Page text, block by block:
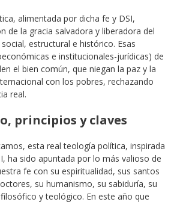
alimentada por dicha fe y DSI,
de la gracia salvadora y liberadora del
estructural e histórico. Esas
e institucionales-jurídicas) de
el bien común, que niegan la paz y la
con los pobres, rechazando
real.
principios y claves
esta real teología política, inspirada
ha sido apuntada por lo más valioso de
fe con su espiritualidad, sus santos
su humanismo, su sabiduría, su
y teológico. En este año que